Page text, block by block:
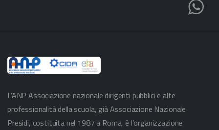
L’ANP Associazione nazionale dirigenti pubblici e alte
professionalità della scuola, già Associazione Nazionale
Presidi, costituita nel 1987 a Roma, è l’organizzazione